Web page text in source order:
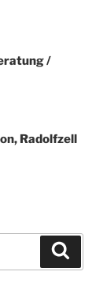
/
Radolfzell